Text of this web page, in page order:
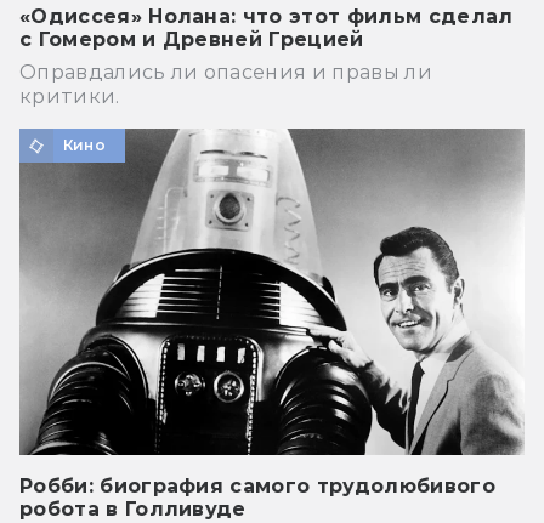
«Одиссея» Нолана: что этот фильм сделал
с Гомером и Древней Грецией
Оправдались ли опасения и правы ли
критики.
Кино
Робби: биография самого трудолюбивого
робота в Голливуде